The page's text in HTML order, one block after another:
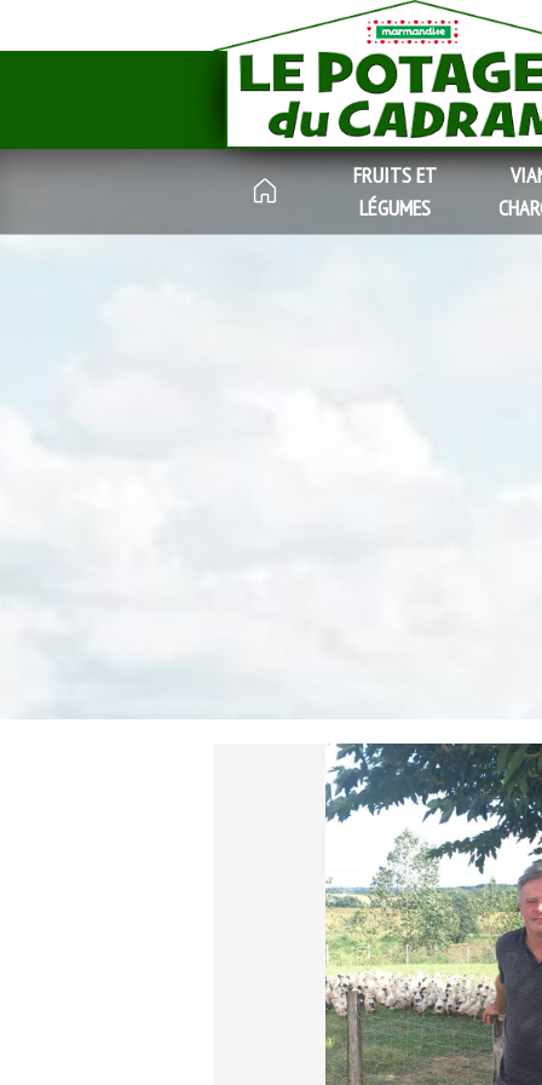
FRUITS ET
LÉGUMES